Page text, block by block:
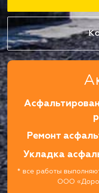
Ремонт
Укладка
* все работы
ООО